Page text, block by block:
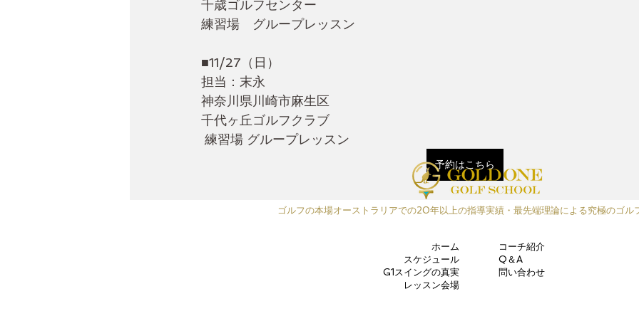
千歳ゴルフセンター
練習場　グループレッスン
■11/27（日）
担当：末永
神奈川県川崎市麻生区
千代ヶ丘ゴルフクラブ
練習場 グループレッスン
予約はこちら
ゴルフの本場オーストラリアでの20年以上の指導実績・最先端理論による究極のゴル
ホーム
スケジュール
G1スイングの真実
レッスン会場
コーチ紹介
Q＆A
問い合わせ